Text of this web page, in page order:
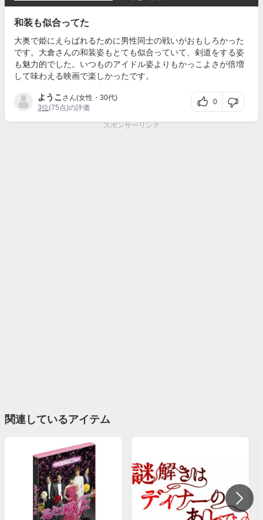
和装も似合ってた
大奥で姫にえらばれるために男性同士の戦いがおもしろかった
です。大倉さんの和装姿もとても似合っていて、剣道をする姿
も魅力的でした。いつものアイドル姿よりもかっこよさが倍増
して味わえる映画で楽しかったです。
ようこ さん(女性・30代)
3位(75点)の評価
0
スポンサーリンク
関連しているアイテム